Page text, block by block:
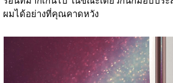
ผมได้อย่างที่คุณคาดหวัง